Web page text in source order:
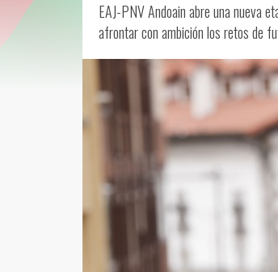
EAJ-PNV Andoain abre una nueva
afrontar con ambición los retos de